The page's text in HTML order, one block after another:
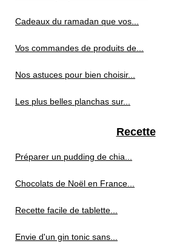
Cadeaux du ramadan que vos...
Vos commandes de produits de...
Nos astuces pour bien choisir...
Les plus belles planchas sur...
Recette
Préparer un pudding de chia...
Chocolats de Noël en France...
Recette facile de tablette...
Envie d'un gin tonic sans...